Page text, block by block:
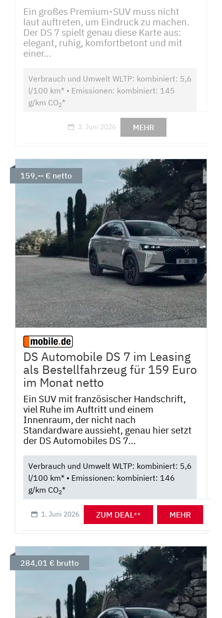
Ein großes Premium-SUV muss nicht
laut auftreten, um Eindruck zu machen.
Der DS 7 spielt genau diese Karte aus:
elegant, ruhig, komfortbetont und mit
einer...
Verbrauch und Umwelt WLTP: kombiniert: 5,6
l/100 km* • Emissionen: kombiniert: 145
g/km CO2*
3. Juni 2026 MEHR
DS Automobile DS 7 im Leasing
als Bestellfahrzeug für 159 Euro
im Monat netto
Ein SUV mit französischer Handschrift,
viel Ruhe im Auftritt und einem
Innenraum, der nicht nach
Standardware aussieht, genau hier setzt
der DS Automobiles DS 7...
Verbrauch und Umwelt WLTP: kombiniert: 5,6
l/100 km* • Emissionen: kombiniert: 146
g/km CO2*
1. Juni 2026 ZUM DEAL** MEHR
159,-- € netto
284,01 € brutto